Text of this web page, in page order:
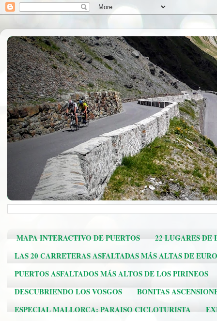
MAPA INTERACTIVO DE PUERTOS
22 LUGARES DE
LAS 20 CARRETERAS ASFALTADAS MÁS ALTAS DE
PUERTOS ASFALTADOS MÁS ALTOS DE LOS PIRINEOS
DESCUBRIENDO LOS VOSGOS
BONITAS
ESPECIAL MALLORCA: PARAISO CICLOTURISTA